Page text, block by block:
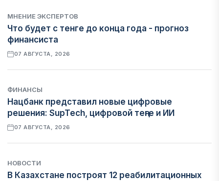
МНЕНИЕ ЭКСПЕРТОВ
Что будет с тенге до конца года - прогноз
финансиста
07 АВГУСТА, 2026
ФИНАНСЫ
Нацбанк представил новые цифровые
решения: SupTech, цифровой теңге и ИИ
07 АВГУСТА, 2026
НОВОСТИ
В Казахстане построят 12 реабилитационных